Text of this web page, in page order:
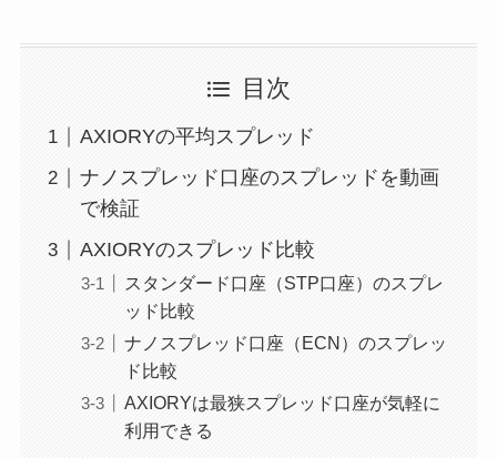
目次
AXIORYの平均スプレッド
ナノスプレッド口座のスプレッドを動画
で検証
AXIORYのスプレッド比較
スタンダード口座（STP口座）のスプレ
ッド比較
ナノスプレッド口座（ECN）のスプレッ
ド比較
AXIORYは最狭スプレッド口座が気軽に
利用できる